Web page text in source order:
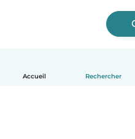
Accueil Rechercher